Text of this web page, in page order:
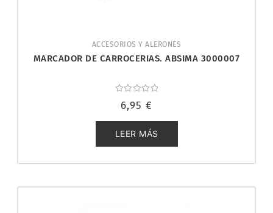
ACCESORIOS Y ALERONES
MARCADOR DE CARROCERIAS. ABSIMA 3000007
con
de
5
6,95 €
LEER MÁS